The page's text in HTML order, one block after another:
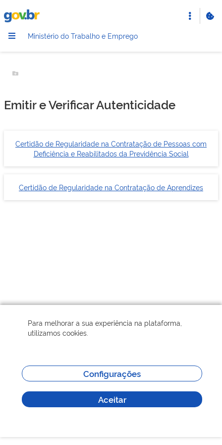
Portal
Gov.br
Ministério do Trabalho e Emprego
Botão Menu
Emitir e Verificar Autenticidade
Certidão de Regularidade na Contratação de Pessoas com
Deficiência e Reabilitados da Previdência Social
Certidão de Regularidade na Contratação de Aprendizes
Para melhorar a sua experiência na plataforma,
utilizamos cookies.
Configurações
Aceitar